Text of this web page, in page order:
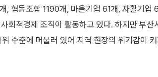
, 협동조합 1190개, 마을기업 61개, 자활기업
회적경제 조직이 활동하고 있다. 하지만 부산
수준에 머물러 있어 지역 현장의 위기감이